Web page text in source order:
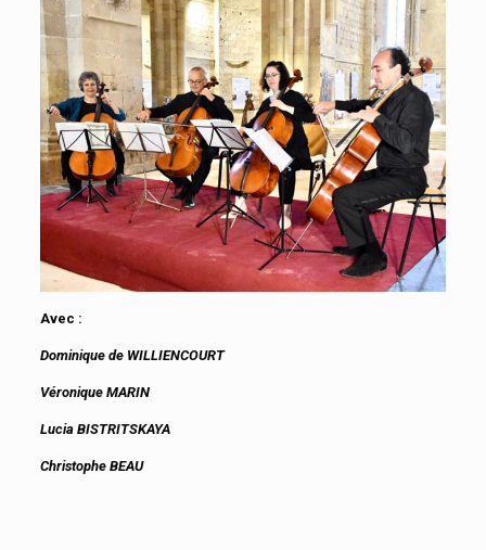
Avec :
Dominique de WILLIENCOURT
Véronique MARIN
Lucia BISTRITSKAYA
Christophe BEAU